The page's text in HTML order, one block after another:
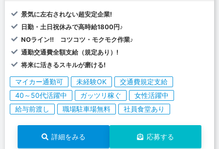
景気に左右されない超安定企業!
日勤・土日祝休みで高時給1800円♪
NOライン!! コツコツ・モクモク作業♪
通勤交通費全額支給（規定あり）!
将来に活きるスキルが磨ける!
マイカー通勤可 未経験OK
交通費規定支給
40～50代活躍中
ガッツリ稼ぐ
女性活躍中
給与前渡し
職場駐車場無料 社員食堂あり
詳細をみる 応募する